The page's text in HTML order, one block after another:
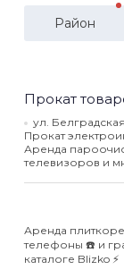
Район
Прокат
ул.
Прокат
Аренда
телевизоров и
Аренда
телефоны ☎️ и
каталоге Blizko ⚡️